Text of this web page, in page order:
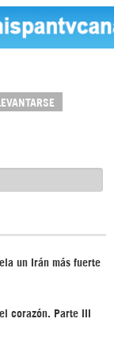
un Irán más fuerte
corazón. Parte III